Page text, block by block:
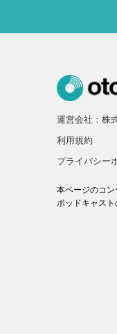
運営会社：株
利用規約
プライバシー
本ページのコン
ポッドキャスト